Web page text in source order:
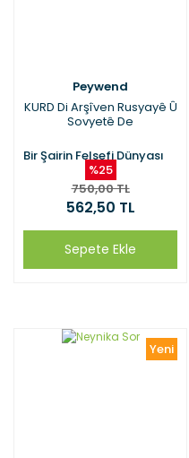
Peywend
KURD Di Arşîven Rusyayê Û
Sovyetê De
Bir Şairin Felsefi Dünyası
%25
750,00 TL
562,50 TL
Sepete Ekle
Yeni